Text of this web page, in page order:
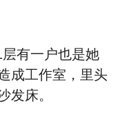
有一户也是她
成工作室，里头
发床。